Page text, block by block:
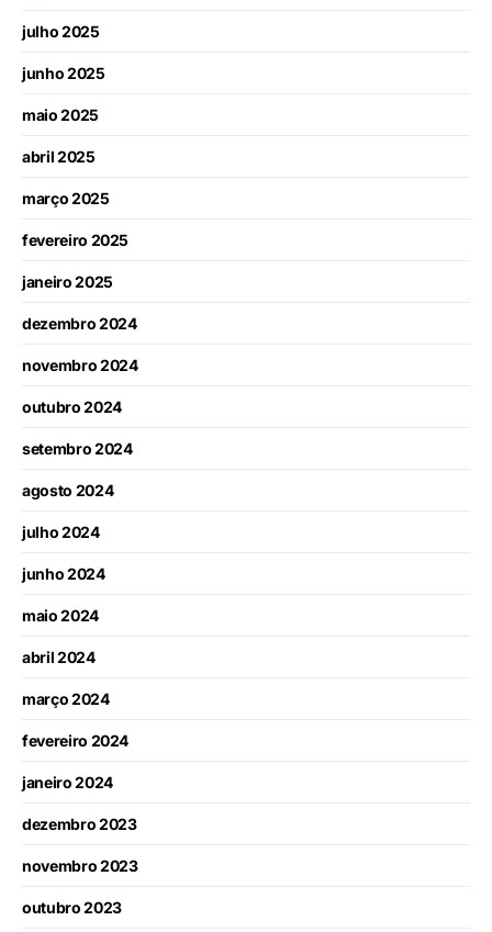
julho 2025
junho 2025
maio 2025
abril 2025
março 2025
fevereiro 2025
janeiro 2025
dezembro 2024
novembro 2024
outubro 2024
setembro 2024
agosto 2024
julho 2024
junho 2024
maio 2024
abril 2024
março 2024
fevereiro 2024
janeiro 2024
dezembro 2023
novembro 2023
outubro 2023